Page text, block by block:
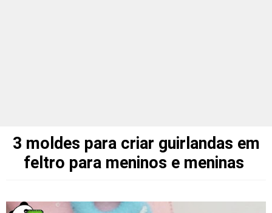
3 moldes para criar guirlandas em
feltro para meninos e meninas